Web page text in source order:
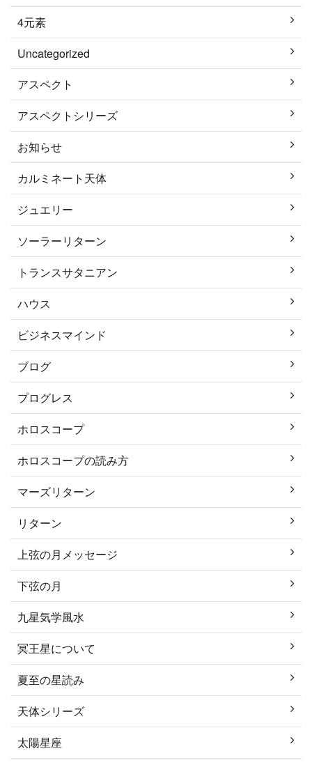
4元素
Uncategorized
アスペクト
アスペクトシリーズ
お知らせ
カルミネート天体
ジュエリー
ソーラーリターン
トランスサタニアン
ハウス
ビジネスマインド
ブログ
プログレス
ホロスコープ
ホロスコープの読み方
マーズリターン
リターン
上弦の月メッセージ
下弦の月
九星気学風水
冥王星について
夏至の星読み
天体シリーズ
太陽星座